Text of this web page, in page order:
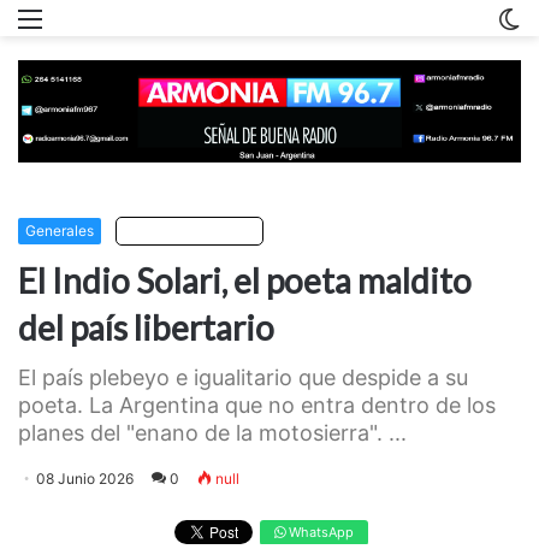
Generales
El Indio Solari, el poeta maldito
del país libertario
El país plebeyo e igualitario que despide a su
poeta. La Argentina que no entra dentro de los
planes del "enano de la motosierra". ...
08 Junio 2026 0 null
WhatsApp